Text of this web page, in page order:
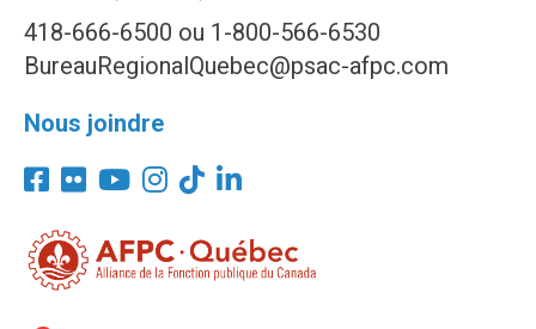
418-666-6500 ou 1-800-566-6530
BureauRegionalQuebec@psac-afpc.com
Nous joindre